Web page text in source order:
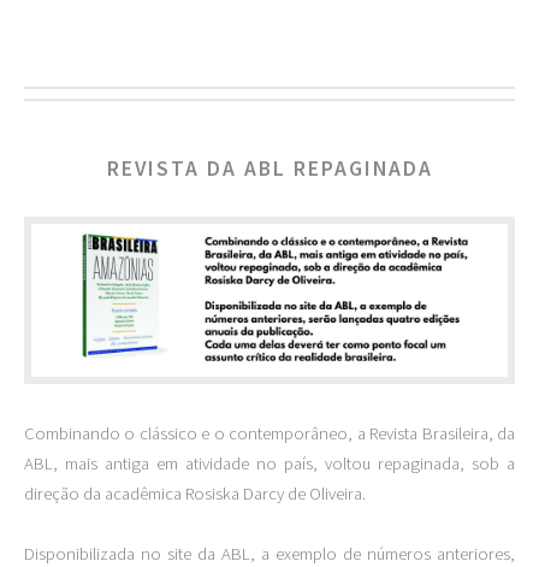
REVISTA DA ABL REPAGINADA
Combinando o clássico e o contemporâneo, a Revista Brasileira, da
ABL, mais antiga em atividade no país, voltou repaginada, sob a
direção da acadêmica Rosiska Darcy de Oliveira.
Disponibilizada no site da ABL, a exemplo de números anteriores,